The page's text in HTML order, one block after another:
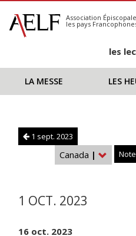
S'abonner
Calendrier
Association
les pays
les
LA MESSE LES
1 sept. 2023
Canada |
1 OCT. 2023
16 oct. 2023